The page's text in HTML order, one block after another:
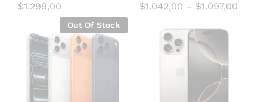
$1.299,00 $1.042,00 – $1.097,00
Out Of Stock